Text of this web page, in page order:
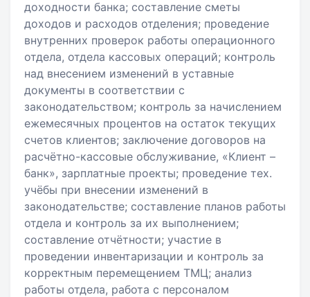
доходности банка; составление сметы
доходов и расходов отделения; проведение
внутренних проверок работы операционного
отдела, отдела кассовых операций; контроль
над внесением изменений в уставные
документы в соответствии с
законодательством; контроль за начислением
ежемесячных процентов на остаток текущих
счетов клиентов; заключение договоров на
расчётно-кассовые обслуживание, «Клиент –
банк», зарплатные проекты; проведение тех.
учёбы при внесении изменений в
законодательстве; составление планов работы
отдела и контроль за их выполнением;
составление отчётности; участие в
проведении инвентаризации и контроль за
корректным перемещением ТМЦ; анализ
работы отдела, работа с персоналом